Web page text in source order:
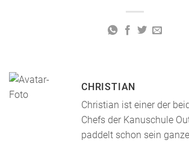
CHRISTIAN
Christian ist einer der
Chefs der Kanuschule
paddelt schon sein